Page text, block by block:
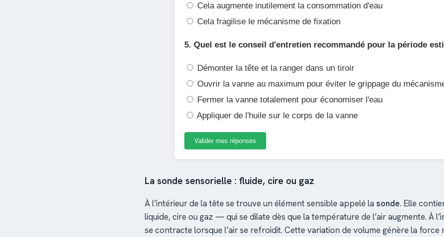
Cela augmente inutilement la consommation d'eau
Cela fragilise le mécanisme de fixation
5. Quel est le conseil d'entretien recommandé pour la période
Démonter la tête et la ranger dans un tiroir
Ouvrir la vanne au maximum pour éviter le grippage du
Fermer la vanne totalement pour économiser l'eau
Appliquer de l'huile sur le corps de la vanne
Valider mes réponses
La sonde sensorielle : fluide, cire ou gaz
À l’intérieur de la tête se trouve un élément sensible appelé la sonde. Elle
liquide, cire ou gaz — qui se dilate dès que la température de l’air augmente. À
se contracte lorsque l’air se refroidit. Cette variation de volume génère la force